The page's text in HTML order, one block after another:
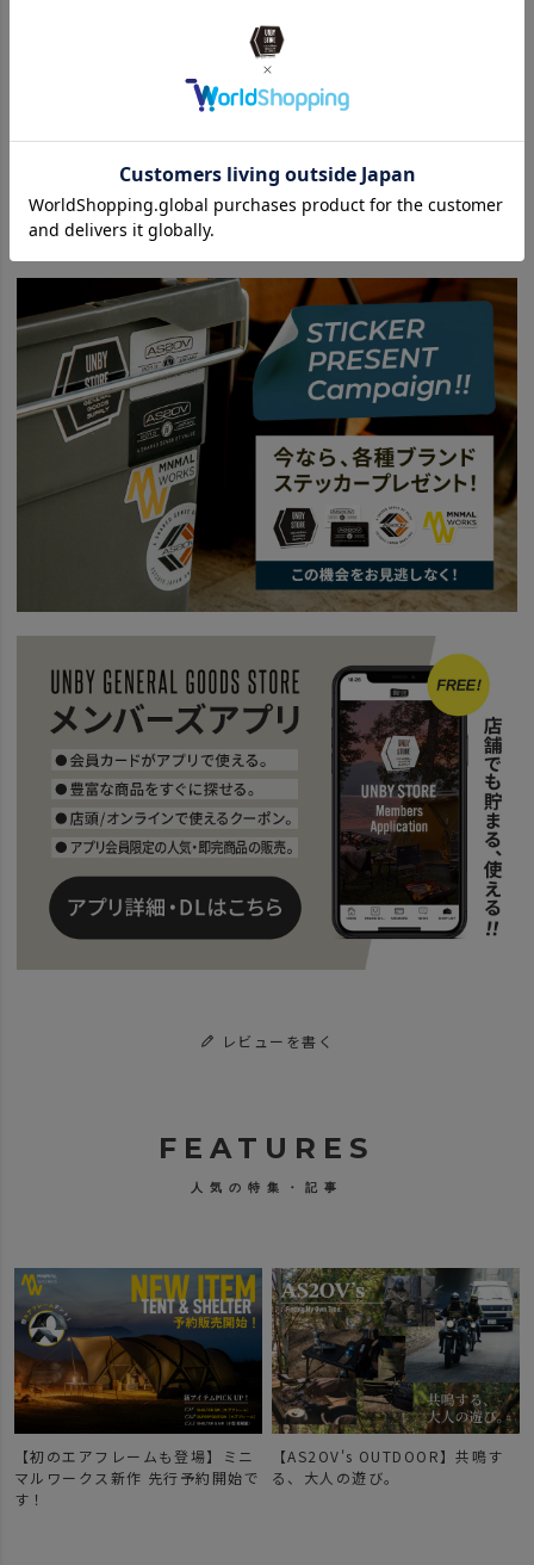
¥ （税込）
関連カテゴリ
ITEM アウトドア・キャンプ用品 寝具 ブランケット
SPECIAL UNBY HOME GOODS #unbyhome
SPECIAL UNBY HOME GOODS #unbyhome STAYHOME - ベランダ
BRAND UNBY SELECT ETC. - その他
SPECIAL BasShu
UNBY SELECT BasShu - バッシュ
BasShu_halfblanket
レビューを書く
FEATURES
人気の特集・記事
【初のエアフレームも登場】ミニ
マルワークス新作 先行予約開始で
す！
【AS2OV's OUTDOOR】共鳴す
る、大人の遊び。